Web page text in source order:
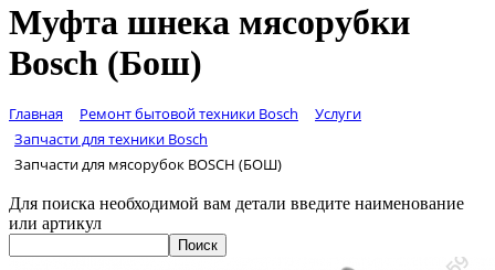
Муфта шнека мясорубки
Bosch (Бош)
Главная Ремонт бытовой техники Bosch
Услуги
Запчасти для техники Bosch
Запчасти для мясорубок BOSCH (БОШ)
Для поиска необходимой вам детали введите наименование
или артикул